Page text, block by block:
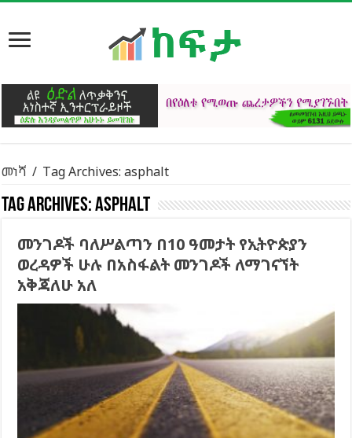
መነሻ / Tag Archives: asphalt
Tag Archives:asphalt
መንገዶች ባለሥልጣን በ10 ዓመታት የኢትዮጵያን
ወረዳዎች ሁሉ በአስፋልት መንገዶች ለማገናኘት
አቅጃለሁ አለ